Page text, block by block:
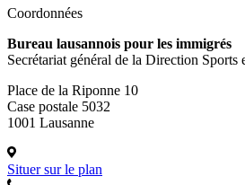
Coordonnées
Bureau lausannois pour les immigrés
Secrétariat général de la Direction Sports
Place de la Riponne 10
Case postale 5032
1001 Lausanne
Situer sur le plan